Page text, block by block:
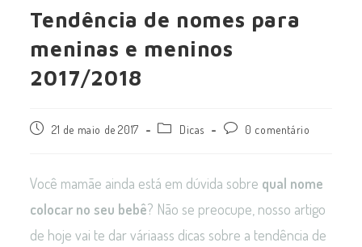
Tendência de nomes para
meninas e meninos
2017/2018
21 de maio de 2017 Dicas 0 comentário
Você mamãe ainda está em dúvida sobre qual nome
colocar no seu bebê? Não se preocupe, nosso artigo
de hoje vai te dar váriaass dicas sobre a tendência de